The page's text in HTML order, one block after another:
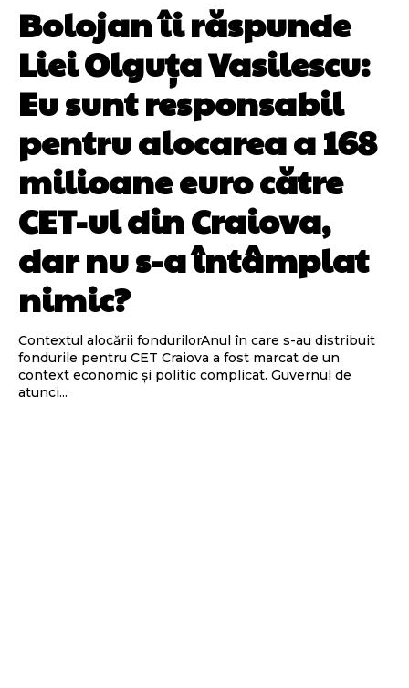
Bolojan îi răspunde
Liei Olguța Vasilescu:
Eu sunt responsabil
pentru alocarea a 168
milioane euro către
CET-ul din Craiova,
dar nu s-a întâmplat
nimic?
Contextul alocării fondurilorAnul în care s-au distribuit
fondurile pentru CET Craiova a fost marcat de un
context economic și politic complicat. Guvernul de
atunci...